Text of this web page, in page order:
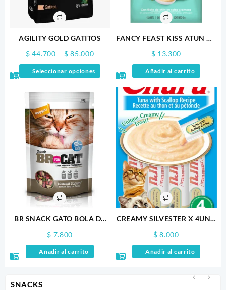
SNACKS
AGILITY GOLD GATITOS
$ 44.700 – $ 85.000Price
range:
$ 44.700
through
$ 85.000
Seleccionar opciones
producto
variantes.
opciones
pueden
página
producto
FANCY FEAST KISS ATUN X4
$ 13.300
Añadir al carrito
BR SNACK GATO BOLA DE
$ 7.800
Añadir al carrito
CREAMY SILVESTER X 4UND
$ 8.000
Añadir al carrito